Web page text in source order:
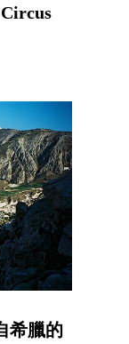
希臘的